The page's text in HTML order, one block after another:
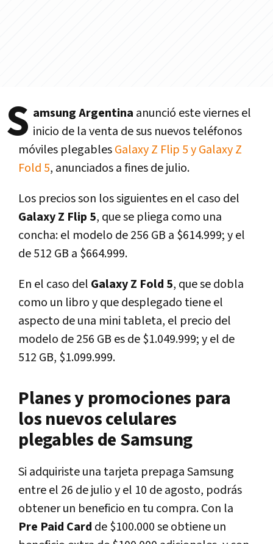
S amsung Argentina anunció este viernes el
inicio de la venta de sus nuevos teléfonos
móviles plegablesGalaxy Z Flip 5 y Galaxy Z
Fold 5, anunciados a fines de julio.
Los precios son los siguientes en el caso del
Galaxy Z Flip 5, que se pliega como una
concha: el modelo de 256 GB a $614.999; y el
de 512 GB a $664.999.
En el caso del Galaxy Z Fold 5, que se dobla
como un libro y que desplegado tiene el
aspecto de una mini tableta, el precio del
modelo de 256 GB es de $1.049.999; y el de
512 GB, $1.099.999.
Planes y promociones para
los nuevos celulares
plegables de Samsung
Si adquiriste una tarjeta prepaga Samsung
entre el 26 de julio y el 10 de agosto, podrás
obtener un beneficio en tu compra. Con la
Pre Paid Card de $100.000 se obtiene un